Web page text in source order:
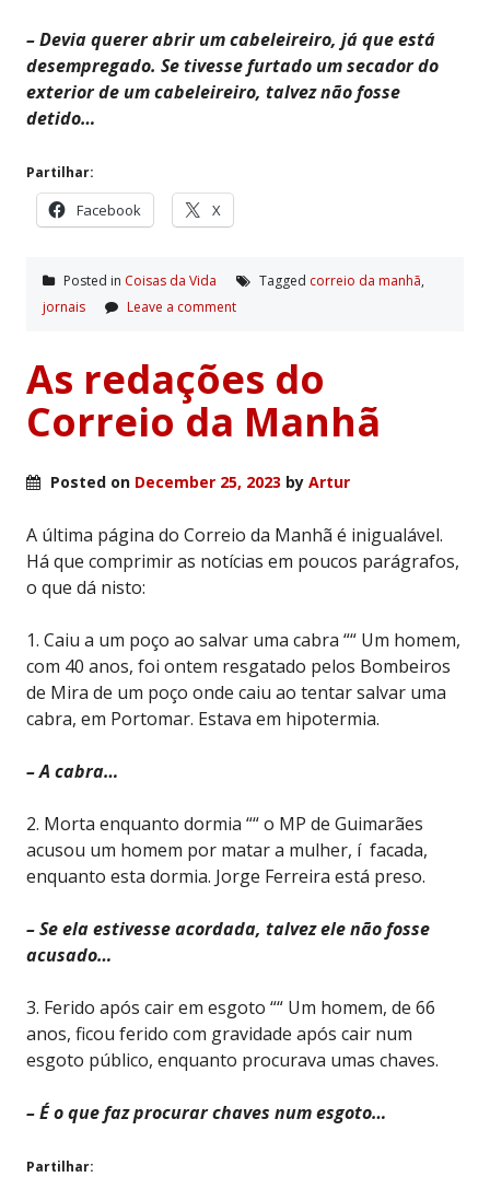
– Devia querer abrir um cabeleireiro, já que está
desempregado. Se tivesse furtado um secador do
exterior de um cabeleireiro, talvez não fosse
detido…
Partilhar:
Facebook X
Posted in Coisas da Vida Tagged correio da manhã,
jornais
Leave a comment
As redações do
Correio da Manhã
Posted on December 25, 2023 by Artur
A última página do Correio da Manhã é inigualável.
Há que comprimir as notícias em poucos parágrafos,
o que dá nisto:
1. Caiu a um poço ao salvar uma cabra ““ Um homem,
com 40 anos, foi ontem resgatado pelos Bombeiros
de Mira de um poço onde caiu ao tentar salvar uma
cabra, em Portomar. Estava em hipotermia.
– A cabra…
2. Morta enquanto dormia ““ o MP de Guimarães
acusou um homem por matar a mulher, í facada,
enquanto esta dormia. Jorge Ferreira está preso.
– Se ela estivesse acordada, talvez ele não fosse
acusado…
3. Ferido após cair em esgoto ““ Um homem, de 66
anos, ficou ferido com gravidade após cair num
esgoto público, enquanto procurava umas chaves.
– É o que faz procurar chaves num esgoto…
Partilhar: